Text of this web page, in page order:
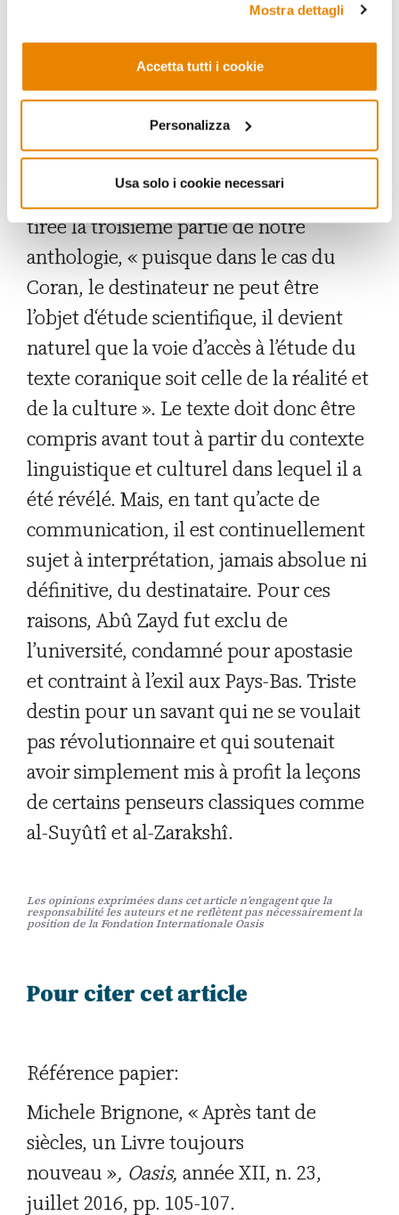
Mostra dettagli
Accetta tutti i cookie
Personalizza
Usa solo i cookie necessari
Zayd, qui aborde les Écritures
moyennant les instruments de la
linguistique, le texte sacré est avant
tout un message et donc une relation
entre un destinateur et son destinataire.
Et, comme il l’écrit dansMafhûm al-
(le concept du texte), dont est
tirée la troisième partie de notre
anthologie, « puisque dans le cas du
Coran, le destinateur ne peut être
l’objet d‘étude scientifique, il devient
naturel que la voie d’accès à l’étude du
texte coranique soit celle de la réalité et
de la culture ». Le texte doit donc être
compris avant tout à partir du contexte
linguistique et culturel dans lequel il a
été révélé. Mais, en tant qu’acte de
communication, il est continuellement
sujet à interprétation, jamais absolue ni
définitive, du destinataire. Pour ces
raisons, Abû Zayd fut exclu de
l’université, condamné pour apostasie
et contraint à l’exil aux Pays-Bas. Triste
destin pour un savant qui ne se voulait
pas révolutionnaire et qui soutenait
avoir simplement mis à profit la leçons
de certains penseurs classiques comme
al-Suyûtî et al-Zarakshî.
Les opinions exprimées dans cet article n’engagent que la
responsabilité les auteurs et ne reflètent pas nécessairement la
position de la Fondation Internationale Oasis
Pour citer cet article
Référence papier:
Michele Brignone, « Après tant de
siècles, un Livre toujours
nouveau », Oasis, année XII, n. 23,
juillet 2016, pp. 105-107.